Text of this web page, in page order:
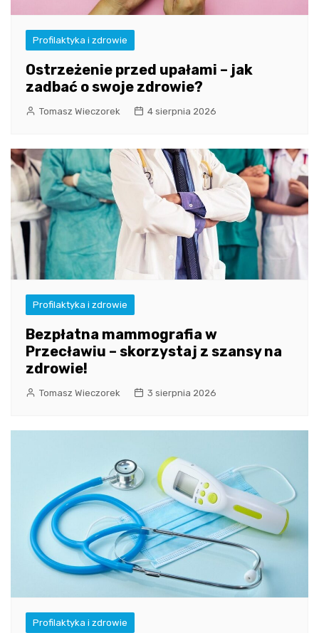
Profilaktyka i zdrowie
Ostrzeżenie przed upałami – jak
zadbać o swoje zdrowie?
Tomasz Wieczorek 4 sierpnia 2026
Profilaktyka i zdrowie
Bezpłatna mammografia w
Przecławiu – skorzystaj z szansy na
zdrowie!
Tomasz Wieczorek 3 sierpnia 2026
Profilaktyka i zdrowie